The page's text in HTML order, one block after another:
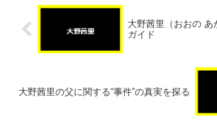
大野茜里（おおの
ガイド
大野茜里の父に関する“事件”の真実を探る